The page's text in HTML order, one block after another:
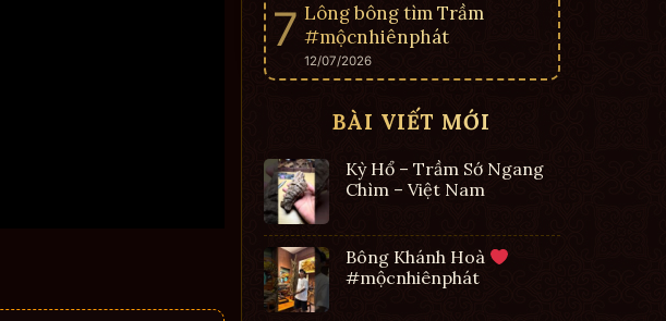
Lông bông tìm Trầm
#mộcnhiênphát
12/07/2026
BÀI VIẾT MỚI
Kỳ Hổ – Trầm Sớ Ngang
Chìm – Việt Nam
Bông Khánh Hoà
#mộcnhiênphát